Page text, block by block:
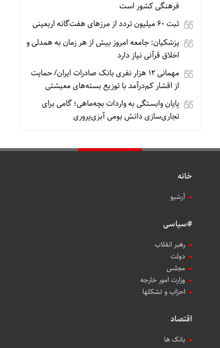
فرهنگی کشور است
ثبت ۶۰ میلیون تردد از مرزهای هفت‌گانه اربعینی
پزشکیان: جامعه امروز بیش از هر زمان به همدلی و
اخلاق قرآنی نیاز دارد
مهمانی ۱۲ هزار نفری بانک صادرات ایران/ حمایت
از اقشار کم‌درآمد با توزیع بسته‌های معیشتی
پایان وابستگی به واردات بچه‌ماهی؛ گامی برای
تجاری‌سازی دانش بومی آبزی‌پروری
خانه
آرشیو
#سیاسی
رهبر انقلاب
دولت
مجلس
وزارت امور خارجه
احزاب و تشکلها
اقتصاد
بانک ها